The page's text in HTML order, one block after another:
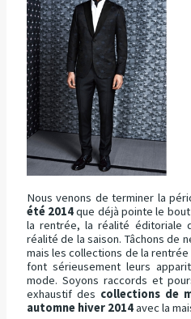
Nous venons de terminer la
été 2014que déjà pointe le
la rentrée, la réalité éditoriale
réalité de la saison. Tâchons de
mais les collections de la
font sérieusement leurs
mode. Soyons raccords et
exhaustif des collections de
automne hiver 2014avec la